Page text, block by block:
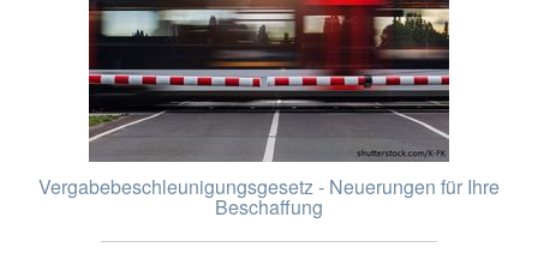
Vergabebeschleunigungsgesetz - Neuerungen für Ihre
Beschaffung